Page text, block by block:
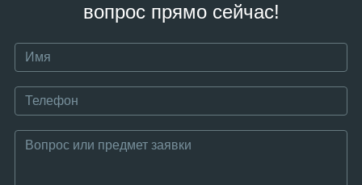
вопрос прямо сейчас!